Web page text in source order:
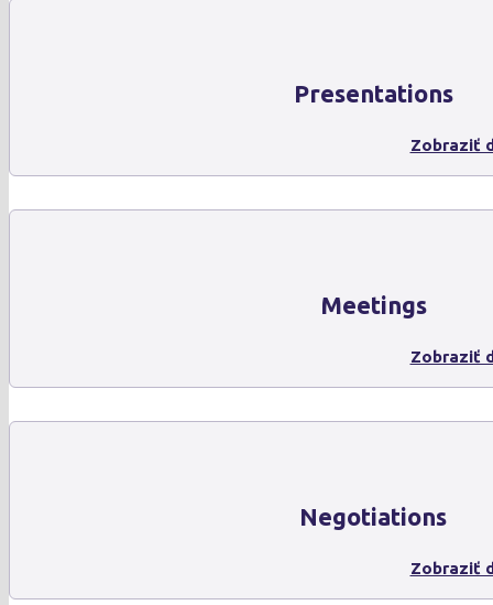
Presentations
Zobraziť
Meetings
Zobraziť
Negotiations
Zobraziť